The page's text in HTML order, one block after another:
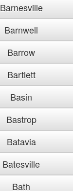
Barnesville
Barnwell
Barrow
Bartlett
Basin
Bastrop
Batavia
Batesville
Bath